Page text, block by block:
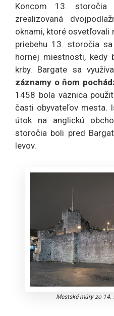
Koncom 13.
zrealizovaná
oknami, ktoré osvetľovali
priebehu 13. storočia
hornej miestnosti, kedy
krby. Bargate sa
záznamy o ňom
1458 bola väznica
časti obyvateľov mesta.
útok na anglickú
storočia boli pred
levov.
Mestské múry zo 14.